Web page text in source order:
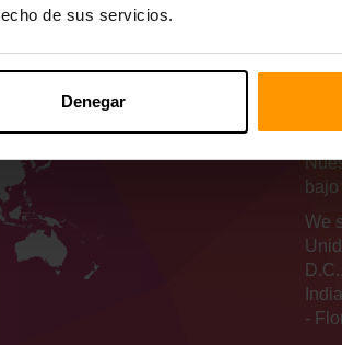
de sus servicios.
Denegar
We
-